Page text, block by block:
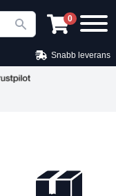
0
Snabb leverans